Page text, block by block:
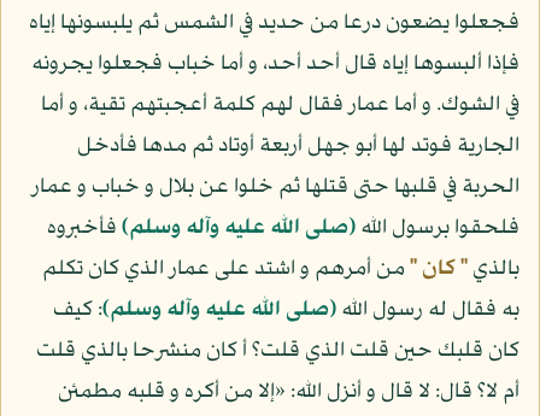
فجعلوا يضعون درعا من حديد في الشمس ثم يلبسونها إياه
فإذا ألبسوها إياه قال أحد أحد، و أما خباب فجعلوا يجرونه
في الشوك. و أما عمار فقال لهم كلمة أعجبتهم تقية، و أما
الجارية فوتد لها أبو جهل أربعة أوتاد ثم مدها فأدخل
الحربة في قلبها حتى قتلها ثم خلوا عن بلال و خباب و عمار
فلحقوا برسول الله(صلى الله عليه وآله وسلم)فأخبروه
بالذي" كان "من أمرهم و اشتد على عمار الذي كان تكلم
به فقال له رسول الله(صلى الله عليه وآله وسلم): كيف
كان قلبك حين قلت الذي قلت؟ أ كان منشرحا بالذي قلت
أم لا؟ قال: لا قال و أنزل الله: «إلا من أكره و قلبه مطمئن